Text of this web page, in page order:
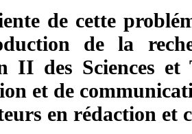
de cette
de la
II des Sciences
et de
en rédaction et